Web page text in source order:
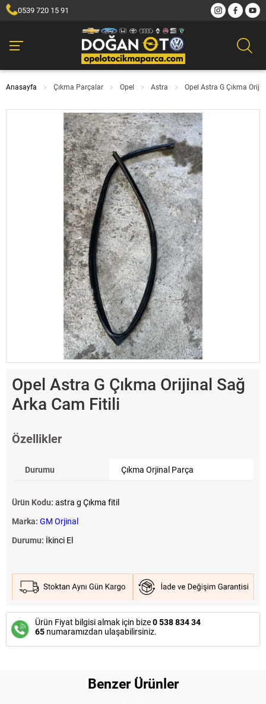
0539 720 15 91
Anasayfa Çıkma Parçalar Opel Astra Opel Astra G Çıkma
Opel Astra G Çıkma Orijinal Sağ
Arka Cam Fitili
Özellikler
Durumu Çıkma Orjinal Parça
Ürün Kodu: astra g Çıkma fitil
Marka: GM Orjinal
Durumu: İkinci El
Ürün Fiyat bilgisi almak için bize0 538 834 34
65 numaramızdan ulaşabilirsiniz.
Benzer Ürünler